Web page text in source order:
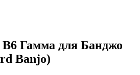
Гамма для Банджо
Banjo)